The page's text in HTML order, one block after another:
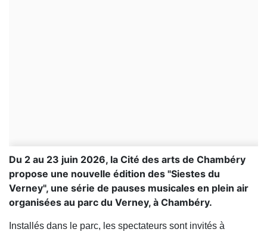
Du 2 au 23 juin 2026, la Cité des arts de Chambéry
propose une nouvelle édition des "Siestes du
Verney", une série de pauses musicales en plein air
organisées au parc du Verney, à Chambéry.
Installés dans le parc, les spectateurs sont invités à